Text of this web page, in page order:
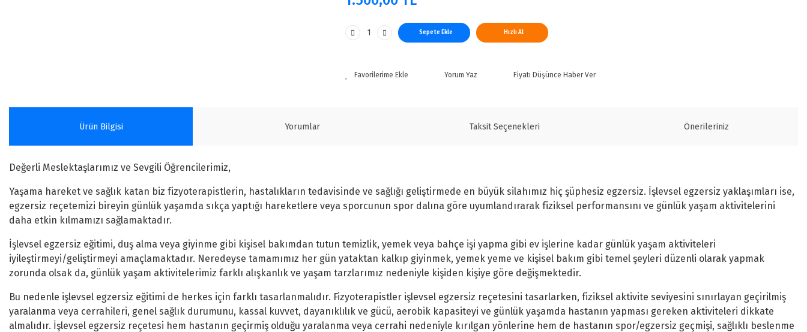
Sepete Ekle Hızlı Al
Yorum Yaz Fiyatı Düşünce Haber Ver
Ürün Bilgisi Yorumlar Taksit Seçenekleri Önerileriniz
Değerli Meslektaşlarımız ve Sevgili Öğrencilerimiz,
Yaşama hareket ve sağlık katan biz fizyoterapistlerin, hastalıkların tedavisinde ve sağlığı geliştirmede en büyük silahımız hiç şüphesiz egzersiz. İşlevsel egzersiz yaklaşımları ise,
egzersiz reçetemizi bireyin günlük yaşamda sıkça yaptığı hareketlere veya sporcunun spor dalına göre uyumlandırarak fiziksel performansını ve günlük yaşam aktivitelerini
daha etkin kılmamızı sağlamaktadır.
İşlevsel egzersiz eğitimi, duş alma veya giyinme gibi kişisel bakımdan tutun temizlik, yemek veya bahçe işi yapma gibi ev işlerine kadar günlük yaşam aktiviteleri
iyileştirmeyi/geliştirmeyi amaçlamaktadır. Neredeyse tamamımız her gün yataktan kalkıp giyinmek, yemek yeme ve kişisel bakım gibi temel şeyleri düzenli olarak yapmak
zorunda olsak da, günlük yaşam aktivitelerimiz farklı alışkanlık ve yaşam tarzlarımız nedeniyle kişiden kişiye göre değişmektedir.
Bu nedenle işlevsel egzersiz eğitimi de herkes için farklı tasarlanmalıdır. Fizyoterapistler işlevsel egzersiz reçetesini tasarlarken, fiziksel aktivite seviyesini sınırlayan geçirilmiş
yaralanma veya cerrahileri, genel sağlık durumunu, kassal kuvvet, dayanıklılık ve gücü, aerobik kapasiteyi ve günlük yaşamda hastanın yapması gereken aktiviteleri dikkate
almalıdır. İşlevsel egzersiz reçetesi hem hastanın geçirmiş olduğu yaralanma veya cerrahi nedeniyle kırılgan yönlerine hem de hastanın spor/egzersiz geçmişi, sağlıklı beslenme